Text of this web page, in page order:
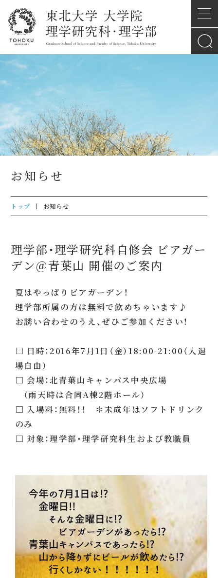
お知らせ
トップ お知らせ
理学部・理学研究科自修会 ビアガー
デン＠青葉山 開催のご案内
夏はやっぱりビアガーデン！
理学部所属の方は無料で飲めちゃいます♪
お誘い合わせのうえ、ぜひご参加ください！
□ 日時：2016年7月1日（金）18:00-21:00（入退
場自由）
□ 会場：北青葉山キャンパス中央広場
（雨天時は合同A棟2階ホール）
□ 入場料：無料！！ ＊未成年はソフトドリンク
のみ
□ 対象：理学部・理学研究科生および教職員